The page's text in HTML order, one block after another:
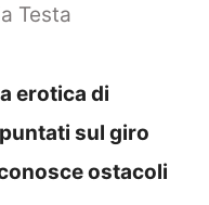
Testa
erotica di
sul giro
ostacoli